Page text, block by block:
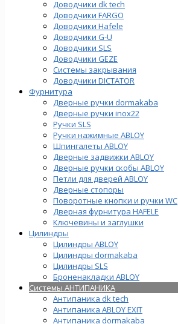
Доводчики dk tech
Доводчики FARGO
Доводчики Hafele
Доводчики G-U
Доводчики SLS
Доводчики GEZE
Cистемы закрывания
Доводчики DICTATOR
Фурнитура
Дверные ручки dormakaba
Дверные ручки inox22
Ручки SLS
Ручки нажимные ABLOY
Шпингалеты ABLOY
Дверные задвижки ABLOY
Дверные ручки скобы ABLOY
Петли для дверей ABLOY
Дверные стопоры
Поворотные кнопки и ручки WC
Дверная фурнитура HAFELE
Ключевины и заглушки
Цилиндры
Цилиндры ABLOY
Цилиндры dormakaba
Цилиндры SLS
Броненакладки ABLOY
Системы АНТИПАНИКА
Антипаника dk tech
Антипаника ABLOY EXIT
Антипаника dormakaba